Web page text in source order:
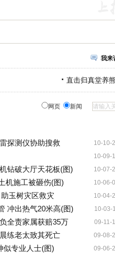
我来
直击归真堂养
网页 新闻
10-10-
探测仪协助搜救
10-09-
10-07-
钻破大厅天花板(图)
10-06-
机施工被砸伤(图)
10-04-
玉树灾区救灾
10-03-
冲出热气20米高(图)
09-11-
全责家属获赔35万
09-08-
练老太致其死亡
09-06-
似专业人士(图)